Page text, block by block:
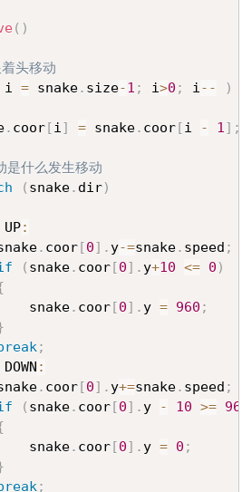
( )
头移动
i = snake. size-1 ; i>0 ; i--
)
. coor[i] = snake. coor[i - 1] ;
什么发生移动
( snake. dir)
UP:
snake
. coor[0] . y-=snake. speed ;
( snake. coor[0] . y+10 <= 0 )
				snake
. coor[0] . y = 960 ;
;
DOWN :
snake
. coor[0] . y+=snake. speed ;
( snake. coor[0] . y - 10 >=
				snake
. coor[0] . y = 0 ;
;